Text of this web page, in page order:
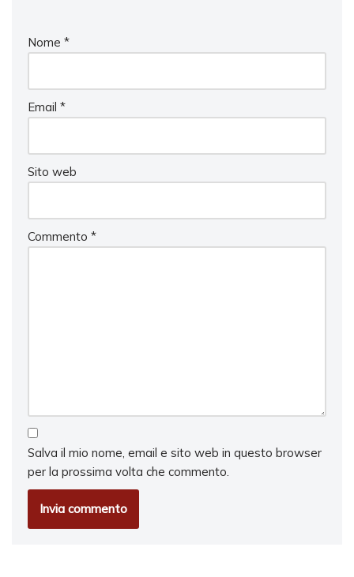
Nome *
Email *
Sito web
Commento *
Salva il mio nome, email e sito web in questo browser
per la prossima volta che commento.